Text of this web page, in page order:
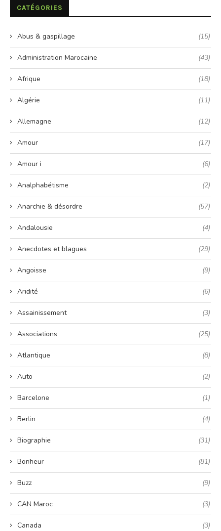
CATÉGORIES
Abus & gaspillage (15)
Administration Marocaine (43)
Afrique (18)
Algérie (11)
Allemagne (12)
Amour (17)
Amour i (6)
Analphabétisme (2)
Anarchie & désordre (57)
Andalousie (4)
Anecdotes et blagues (29)
Angoisse (9)
Aridité (6)
Assainissement (3)
Associations (25)
Atlantique (8)
Auto (2)
Barcelone (1)
Berlin (4)
Biographie (31)
Bonheur (81)
Buzz (9)
CAN Maroc (3)
Canada (3)